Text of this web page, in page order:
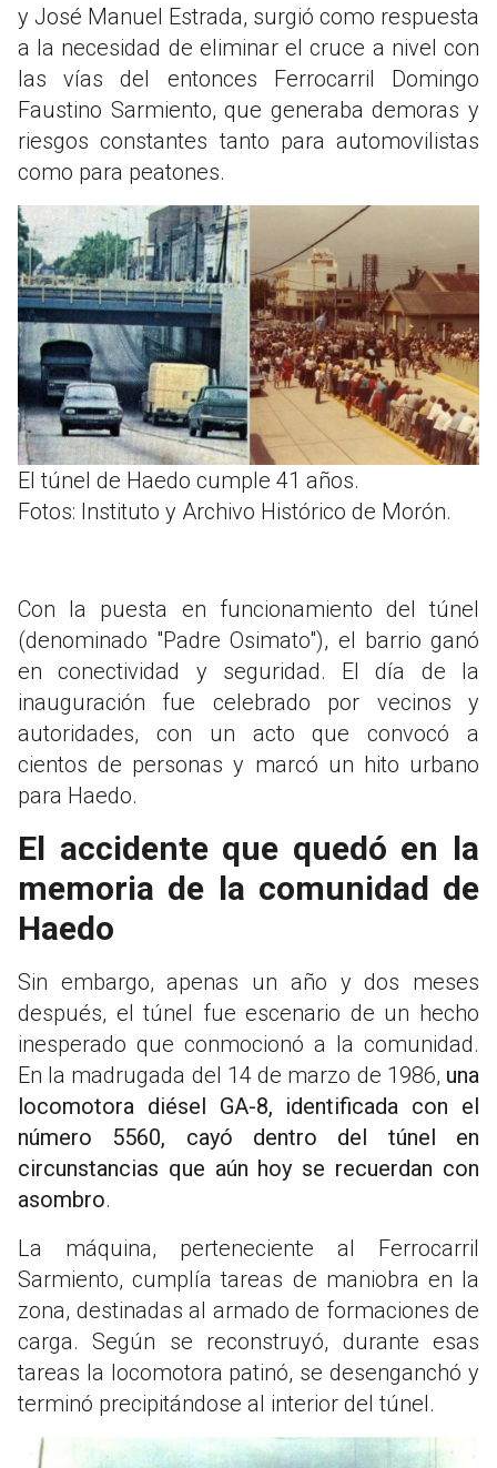
y José Manuel Estrada, surgió como respuesta
a la necesidad de eliminar el cruce a nivel con
las vías del entonces Ferrocarril Domingo
Faustino Sarmiento, que generaba demoras y
riesgos constantes tanto para automovilistas
como para peatones.
El túnel de Haedo cumple 41 años.
Fotos: Instituto y Archivo Histórico de Morón.
Con la puesta en funcionamiento del túnel
(denominado "Padre Osimato"), el barrio ganó
en conectividad y seguridad. El día de la
inauguración fue celebrado por vecinos y
autoridades, con un acto que convocó a
cientos de personas y marcó un hito urbano
para Haedo.
El accidente que quedó en la
memoria de la comunidad de
Haedo
Sin embargo, apenas un año y dos meses
después, el túnel fue escenario de un hecho
inesperado que conmocionó a la comunidad.
En la madrugada del 14 de marzo de 1986, una
locomotora diésel GA-8, identificada con el
número 5560, cayó dentro del túnel en
circunstancias que aún hoy se recuerdan con
asombro.
La máquina, perteneciente al Ferrocarril
Sarmiento, cumplía tareas de maniobra en la
zona, destinadas al armado de formaciones de
carga. Según se reconstruyó, durante esas
tareas la locomotora patinó, se desenganchó y
terminó precipitándose al interior del túnel.